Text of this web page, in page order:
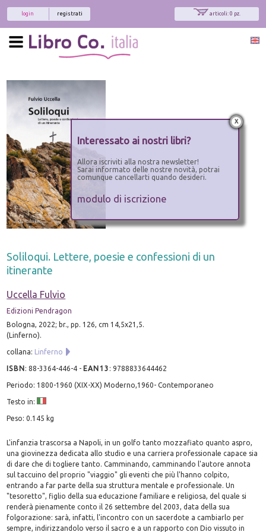
articoli: 0 pz.
registrati
login
Soliloqui. Lettere, poesie e confessioni di un
itinerante
Uccella Fulvio
Edizioni Pendragon
Bologna, 2022; br., pp. 126, cm 14,5x21,5.
(Linferno).
collana: Linferno
ISBN:88-3364-446-4 - EAN13 :9788833644462
Periodo: 1800-1960 (XIX-XX) Moderno,1960- Contemporaneo
Testo in:
Peso: 0.145 kg
L'infanzia trascorsa a Napoli, in un golfo tanto mozzafiato quanto aspro,
una giovinezza dedicata allo studio e una carriera professionale capace sia
di dare che di togliere tanto. Camminando, camminando l'autore annota
sul taccuino del proprio "viaggio" gli eventi che più l'hanno colpito,
entrando a far parte della sua struttura mentale e professionale. Un
"tesoretto", figlio della sua educazione familiare e religiosa, del quale si
renderà pienamente conto il 26 settembre del 2003, data della sua
folgorazione: sarà, infatti, l'incontro con un sacerdote a cambiarlo per
sempre, indirizzandolo verso il sacro e a un rapporto con Dio vissuto in
x
Interessato ai nostri libri?
Allora iscriviti alla nostra newsletter!
Sarai informato delle nostre novità, potrai
comunque cancellarti quando desideri.
modulo di iscrizione